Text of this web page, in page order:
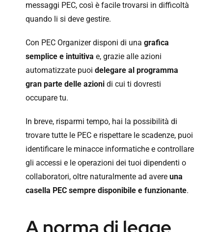
messaggi PEC, così è facile trovarsi in difficoltà
quando li si deve gestire.
Con PEC Organizer disponi di una grafica
semplice e intuitiva e, grazie alle azioni
automatizzate puoidelegare al programma
gran parte delle azioni di cui ti dovresti
occupare tu.
In breve, risparmi tempo, hai la possibilità di
trovare tutte le PEC e rispettare le scadenze, puoi
identificare le minacce informatiche e controllare
gli accessi e le operazioni dei tuoi dipendenti o
collaboratori, oltre naturalmente ad avereuna
casella PEC sempre disponibile e funzionante.